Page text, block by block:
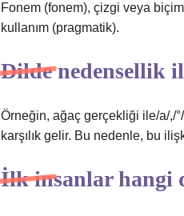
Fonem (fonem), çizgi veya
kullanım (pragmatik).
Dilde nedensellik
Örneğin, ağaç gerçekliği ile/a/,/
karşılık gelir. Bu nedenle, bu
İlk insanlar hangi